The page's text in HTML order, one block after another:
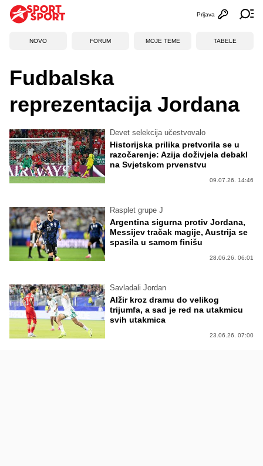
Otvori
Prijava
NOVO FORUM MOJE TEME TABELE
Fudbalska
reprezentacija Jordana
Devet selekcija učestvovalo
Historijska prilika pretvorila se u
razočarenje: Azija doživjela debakl
na Svjetskom prvenstvu
09.07.26. 14:46
Rasplet grupe J
Argentina sigurna protiv Jordana,
Messijev tračak magije, Austrija se
spasila u samom finišu
28.06.26. 06:01
Savladali Jordan
Alžir kroz dramu do velikog
trijumfa, a sad je red na utakmicu
svih utakmica
23.06.26. 07:00